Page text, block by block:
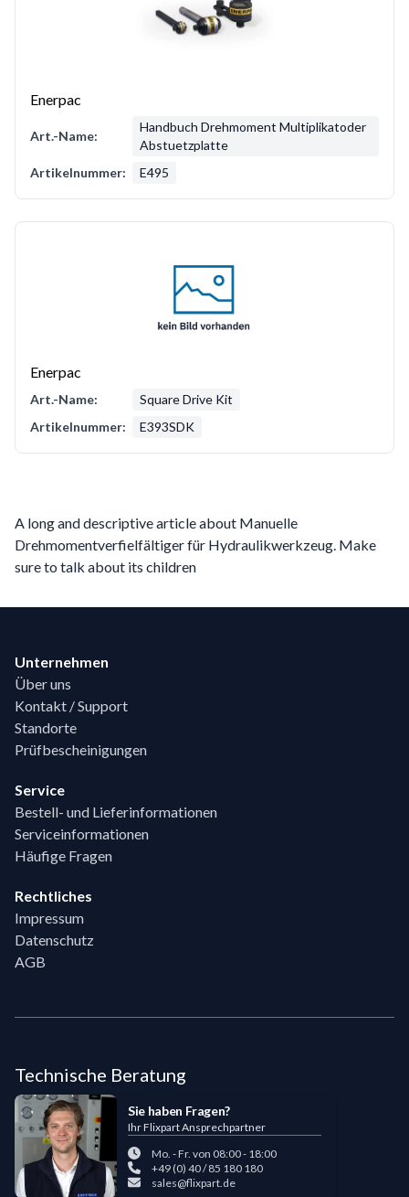
Enerpac
Art.-Name:
Handbuch Drehmoment Multiplikatoder
Abstuetzplatte
Artikelnummer:
E495
Enerpac
Art.-Name:
Square Drive Kit
Artikelnummer:
E393SDK
A long and descriptive article about Manuelle
Drehmomentverfielfältiger für Hydraulikwerkzeug. Make
sure to talk about its children
Unternehmen
Über uns
Kontakt / Support
Standorte
Prüfbescheinigungen
Service
Bestell- und Lieferinformationen
Serviceinformationen
Häufige Fragen
Rechtliches
Impressum
Datenschutz
AGB
Technische Beratung
Sie haben Fragen?
Ihr Flixpart Ansprechpartner
Mo. - Fr. von 08:00 - 18:00
+49 (0) 40 / 85 180 180
sales@flixpart.de